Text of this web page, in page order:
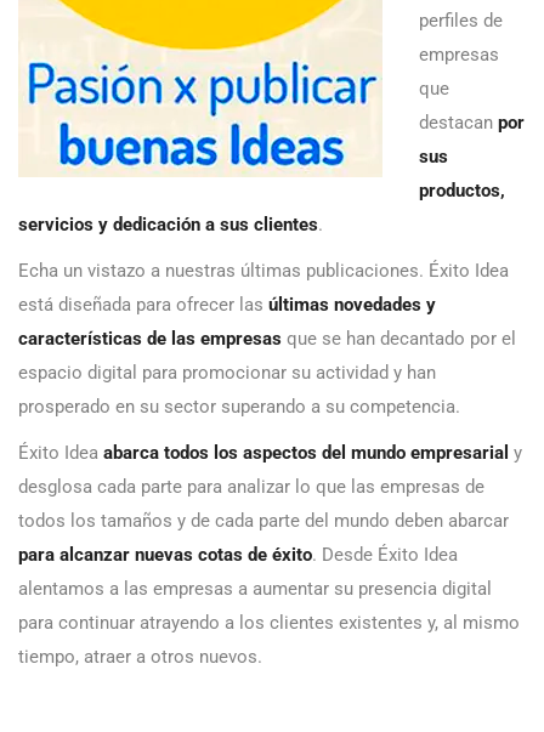
perfiles de
empresas
que
destacan por
sus
productos,
servicios y dedicación a sus clientes.
Echa un vistazo a nuestras últimas publicaciones. Éxito Idea
está diseñada para ofrecer las últimas novedades y
características de las empresas que se han decantado por el
espacio digital para promocionar su actividad y han
prosperado en su sector superando a su competencia.
Éxito Idea abarca todos los aspectos del mundo empresarial y
desglosa cada parte para analizar lo que las empresas de
todos los tamaños y de cada parte del mundo deben abarcar
para alcanzar nuevas cotas de éxito. Desde Éxito Idea
alentamos a las empresas a aumentar su presencia digital
para continuar atrayendo a los clientes existentes y, al mismo
tiempo, atraer a otros nuevos.